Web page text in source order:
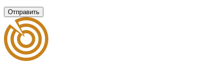
Отправить